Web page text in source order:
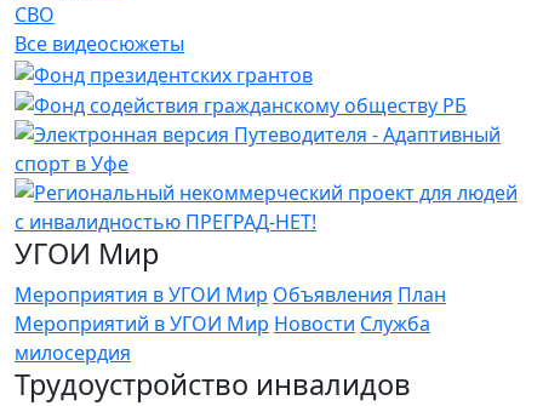
СВО
Все видеосюжеты
УГОИ Мир
Мероприятия в УГОИ Мир Объявления План
Мероприятий в УГОИ Мир Новости Служба
милосердия
Трудоустройство инвалидов